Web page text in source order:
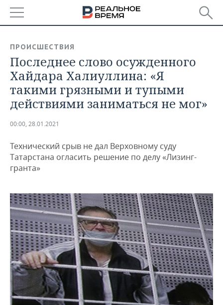
БАШКОРТОСТАН
ТАТАРСТАН
УДМУРТИЯ
НОВОСТИ
АНАЛИТИКА
НОВОСТИ АНАЛИТИКИ
ДЕКЛАРАЦИИ О ДОХОДАХ
КОРОЛИ ГОСЗАКАЗА ПФО
ВУЗЫ ТАТАРСТАНА
КОМУ ПРИНАДЛЕЖАТ
ТОРГОВЫЕ ЦЕНТРЫ
ТАТАРСТАНА
ЭКОНОМИКА
НОВОСТИ ЭКОНОМИКИ
ФИНАНСЫ
БАНКИ
БЮДЖЕТ
ИНВЕСТИЦИИ
ПРОМЫШЛЕННОСТЬ
НОВОСТИ
ПРОМЫШЛЕННОСТИ
МАШИНОСТРОЕНИЕ
НЕФТЕХИМИЯ
НЕФТЬ
ОПК
ЭНЕРГЕТИКА
НЕДВИЖИМОСТЬ
НОВОСТИ НЕДВИЖИМОСТИ
АВТО
НОВОСТИ АВТО
БИЗНЕС
НОВОСТИ БИЗНЕСА
РОЗНИЧНАЯ ТОРГОВЛЯ
ТРАНСПОРТ
УСЛУГИ
ТЕХНОЛОГИИ
НОВОСТИ ТЕХНОЛОГИЙ
IT
МЕДИА
МЕРОПРИЯТИЯ
НОВОСТИ МЕРОПРИЯТИЙ
ВЫЕЗДНАЯ РЕДАКЦИЯ
СПОРТ
НОВОСТИ СПОРТА
ОБЩЕСТВО
ПРОИСШЕСТВИЯ
Последнее слово осужденного
Хайдара Халиуллина: «Я
такими грязными и тупыми
действиями заниматься не мог»
00:00, 28.01.2021
Технический срыв не дал Верховному суду
Татарстана огласить решение по делу «Лизинг-
гранта»